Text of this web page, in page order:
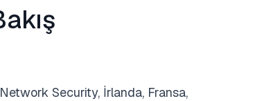
Security, İrlanda, Fransa,